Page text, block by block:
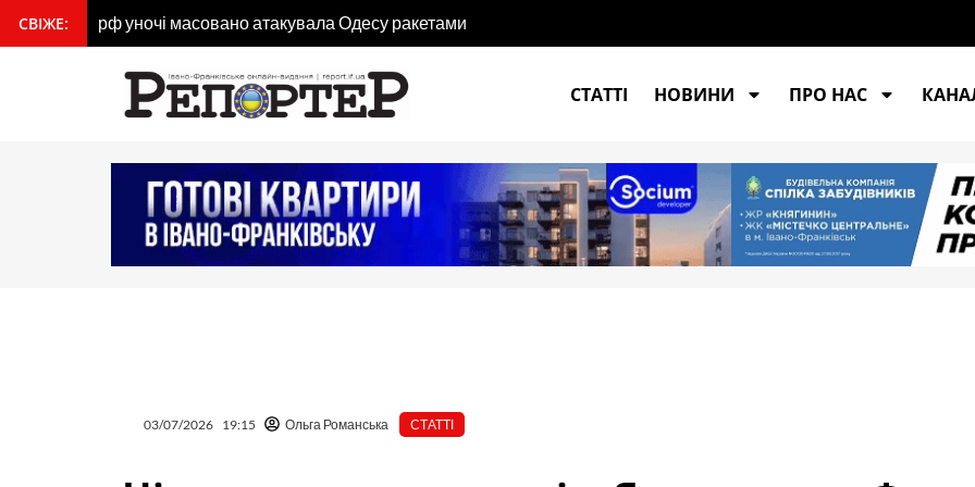
вмісту
СВІЖЕ: рф уночі масовано атакувала Одесу ракетами
СТАТТІ
НОВИНИ ПРО НАС
03/07/2026 19:15 Ольга Романська СТАТТІ